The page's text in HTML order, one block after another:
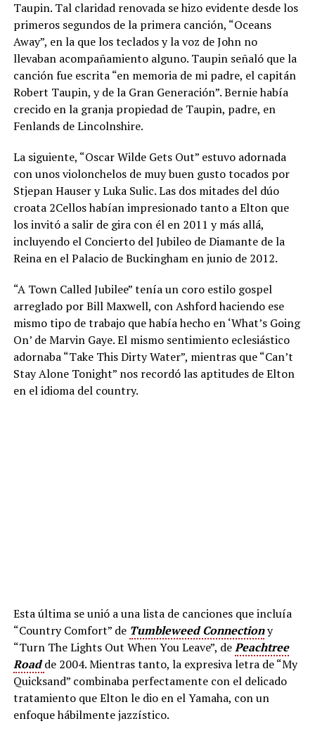
Taupin. Tal claridad renovada se hizo evidente desde los
primeros segundos de la primera canción, “Oceans
Away”, en la que los teclados y la voz de John no
llevaban acompañamiento alguno. Taupin señaló que la
canción fue escrita “en memoria de mi padre, el capitán
Robert Taupin, y de la Gran Generación”. Bernie había
crecido en la granja propiedad de Taupin, padre, en
Fenlands de Lincolnshire.
La siguiente, “Oscar Wilde Gets Out” estuvo adornada
con unos violonchelos de muy buen gusto tocados por
Stjepan Hauser y Luka Sulic. Las dos mitades del dúo
croata 2Cellos habían impresionado tanto a Elton que
los invitó a salir de gira con él en 2011 y más allá,
incluyendo el Concierto del Jubileo de Diamante de la
Reina en el Palacio de Buckingham en junio de 2012.
“A Town Called Jubilee” tenía un coro estilo gospel
arreglado por Bill Maxwell, con Ashford haciendo ese
mismo tipo de trabajo que había hecho en ‘What’s Going
On’ de Marvin Gaye. El mismo sentimiento eclesiástico
adornaba “Take This Dirty Water”, mientras que “Can’t
Stay Alone Tonight” nos recordó las aptitudes de Elton
en el idioma del country.
Esta última se unió a una lista de canciones que incluía
“Country Comfort” de Tumbleweed Connectiony
“Turn The Lights Out When You Leave”, dePeachtree
Roadde 2004. Mientras tanto, la expresiva letra de “My
Quicksand” combinaba perfectamente con el delicado
tratamiento que Elton le dio en el Yamaha, con un
enfoque hábilmente jazzístico.